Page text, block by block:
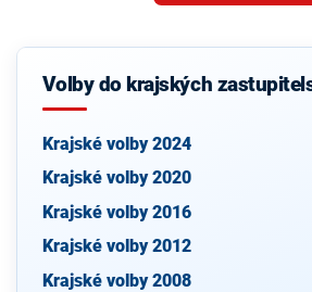
Volby do krajských
Krajské volby 2024
Krajské volby 2020
Krajské volby 2016
Krajské volby 2012
Krajské volby 2008